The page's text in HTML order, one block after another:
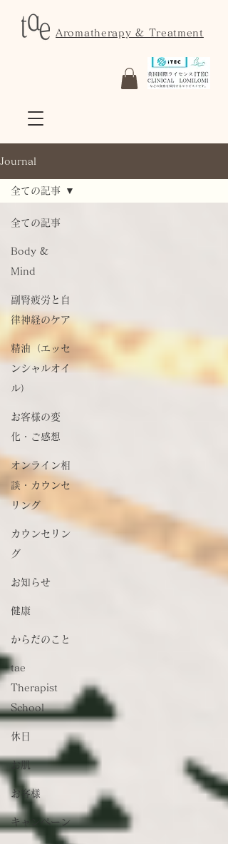
Aromatherapy & Treatment
Journal
全ての記事
Body &
Mind
副腎疲労と自
律神経のケア
精油（エッセ
ンシャルオイ
ル）
お客様の変
化・ご感想
オンライン相
談・カウンセ
リング
カウンセリン
グ
お知らせ
健康
からだのこと
tae
Therapist
School
休日
お肌
お客様
キャンペーン
全ての記事